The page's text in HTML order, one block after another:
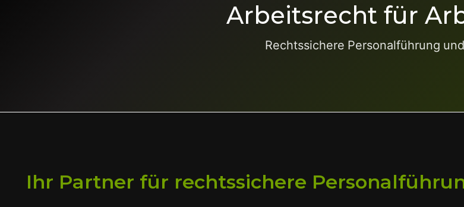
Arbeitsrecht für
Rechtssichere Personalführung
Ihr Partner für rechtssichere